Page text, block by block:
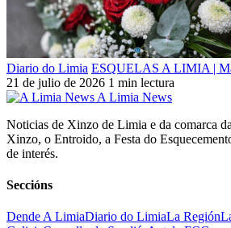
Diario do Limia ESQUELAS A LIMIA |
21 de julio de 2026 1 min lectura
A Limia News
Noticias de Xinzo de Limia e da comarca
Xinzo, o Entroido, a Festa do
de interés.
Seccións
Dende A LimiaDiario do LimiaLa Región